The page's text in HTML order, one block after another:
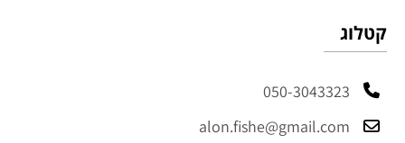
קטלוג
050-3043323
alon.fishe@gmail.com